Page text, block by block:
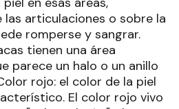
articulaciones o sobre la
romperse y sangrar.
tienen una área
parece un halo o un anillo
rojo: el color de la piel
El color rojo vivo